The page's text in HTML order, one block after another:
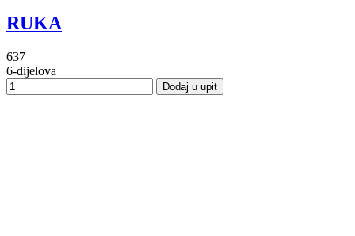
RUKA
637
6-dijelova
Dodaj u upit